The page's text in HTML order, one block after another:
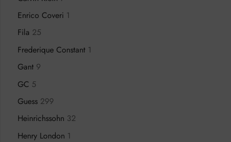
Enrico Coveri 1
Fila 25
Frederique Constant 1
Gant 9
GC 5
Guess 299
Heinrichssohn 32
Henry London 1